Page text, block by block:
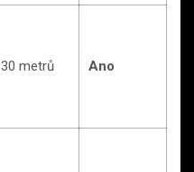
30 metrů Ano